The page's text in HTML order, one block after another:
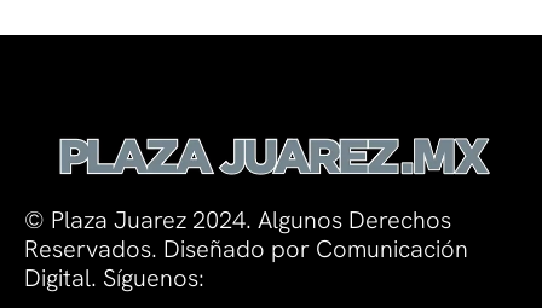
© Plaza Juarez 2024. Algunos Derechos
Reservados. Diseñado por Comunicación
Digital. Síguenos: